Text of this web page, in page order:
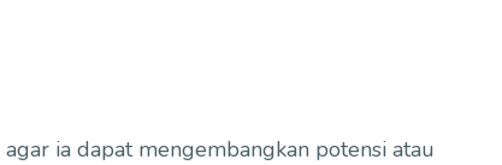
ia dapat mengembangkan potensi atau